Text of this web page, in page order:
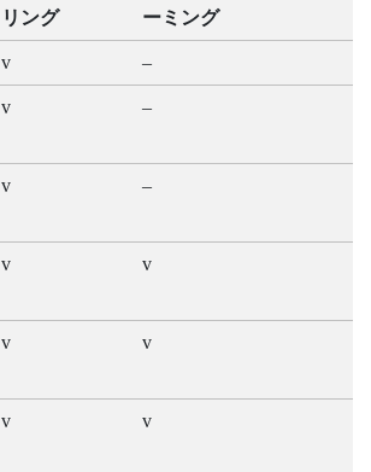
リング
ーミング
v –
v –
v –
v v
v v
v v